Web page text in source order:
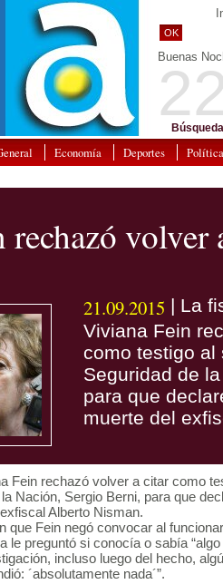
OK
Buenas
Economía Deportes Política
volver
21.09.2015 | La
Viviana Fein
como testigo al
Seguridad de
para que
muerte del
Fein rechazó volver a citar como
Nación, Sergio Berni, para que
Alberto Nisman.
que Fein negó convocar al
le preguntó si conocía o sabía “algo
incluso luego del hecho,
´absolutamente nada´”.